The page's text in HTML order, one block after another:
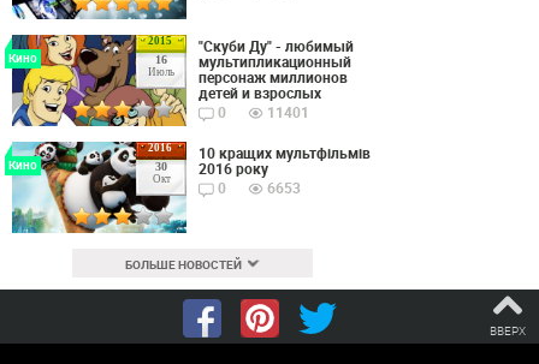
2015
16
Июль
Кино
"Скуби Ду" - любимый
мультипликационный
персонаж миллионов
детей и взрослых
0
11401
2016
30
Окт
Кино
10 кращих мультфільмів
2016 року
0
6653
БОЛЬШЕ НОВОСТЕЙ
ВВЕРХ